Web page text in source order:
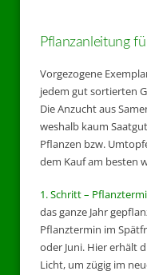
Pflanzanleitung
Vorgezogene
jedem gut sortierten
Die Anzucht aus
weshalb kaum
Pflanzen bzw.
dem Kauf am besten
1. Schritt –
das ganze Jahr
Pflanztermin im
oder Juni. Hier erhält
Licht, um zügig im